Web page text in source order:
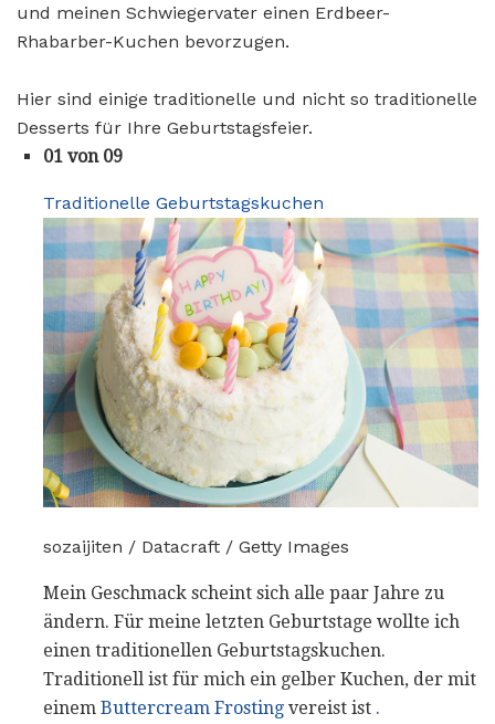
und meinen Schwiegervater einen Erdbeer-
Rhabarber-Kuchen bevorzugen.
Hier sind einige traditionelle und nicht so traditionelle
Desserts für Ihre Geburtstagsfeier.
01 von 09
Traditionelle Geburtstagskuchen
sozaijiten / Datacraft / Getty Images
Mein Geschmack scheint sich alle paar Jahre zu
ändern. Für meine letzten Geburtstage wollte ich
einen traditionellen Geburtstagskuchen.
Traditionell ist für mich ein gelber Kuchen, der mit
einem Buttercream Frosting vereist ist .